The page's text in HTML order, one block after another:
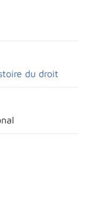
du droit